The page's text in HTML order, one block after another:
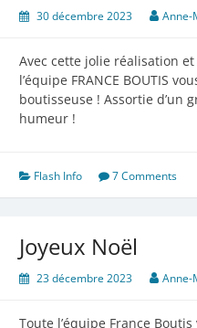
30 décembre 2023 Anne-
Avec cette jolie réalisation
l’équipe FRANCE BOUTIS
boutisseuse ! Assortie d’un
humeur !
Flash Info 7 Comments
Joyeux Noël
23 décembre 2023 Anne-
Toute l’équipe France